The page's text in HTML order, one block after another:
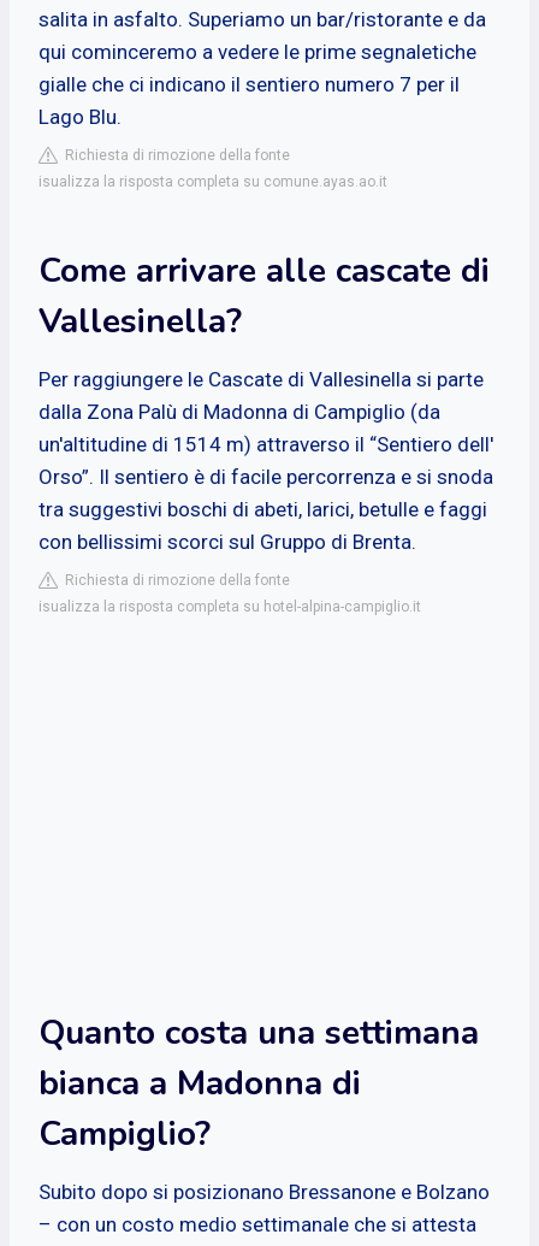
salita in asfalto. Superiamo un bar/ristorante e da
qui cominceremo a vedere le prime segnaletiche
gialle che ci indicano il sentiero numero 7 per il
Lago Blu.
Richiesta di rimozione della fonte
isualizza la risposta completa su comune.ayas.ao.it
Come arrivare alle cascate di
Vallesinella?
Per raggiungere le Cascate di Vallesinella si parte
dalla Zona Palù di Madonna di Campiglio (da
un'altitudine di 1514 m) attraverso il “Sentiero dell'
Orso”. Il sentiero è di facile percorrenza e si snoda
tra suggestivi boschi di abeti, larici, betulle e faggi
con bellissimi scorci sul Gruppo di Brenta.
Richiesta di rimozione della fonte
isualizza la risposta completa su hotel-alpina-campiglio.it
Quanto costa una settimana
bianca a Madonna di
Campiglio?
Subito dopo si posizionano Bressanone e Bolzano
– con un costo medio settimanale che si attesta